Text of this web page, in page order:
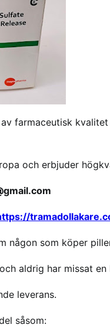
i
i
n
p
r
i
v
r
e
farmaceutisk
och erbjuder
någon som köper
aldrig har missat
leverans.
såsom: